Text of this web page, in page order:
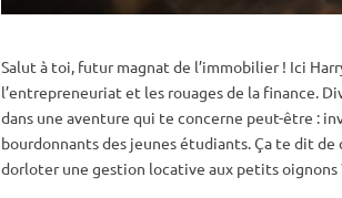
Salut à toi, futur magnat de l’immobilier ! Ici
l’entrepreneuriat et les rouages de la finance.
dans une aventure qui te concerne peut-être :
bourdonnants des jeunes étudiants. Ça te dit
dorloter une gestion locative aux petits